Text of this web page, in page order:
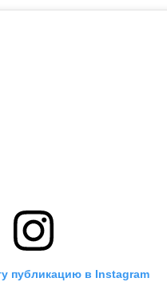
публикацию в Instagram